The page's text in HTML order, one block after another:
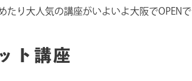
り大人気の講座がいよいよ大阪でOPENで
ト講座